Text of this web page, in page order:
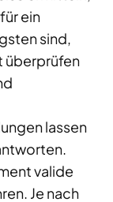
ein
sind,
überprüfen
lassen
valide
Je nach